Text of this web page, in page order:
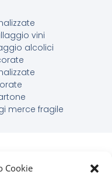
Cookie
vini
alcolici
merce fragile